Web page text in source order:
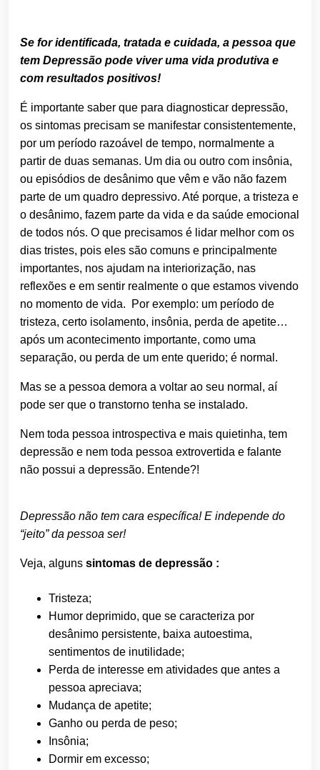
Se for identificada, tratada e cuidada, a pessoa que
tem Depressão pode viver uma vida produtiva e
com resultados positivos!
É importante saber que para diagnosticar depressão,
os sintomas precisam se manifestar consistentemente,
por um período razoável de tempo, normalmente a
partir de duas semanas. Um dia ou outro com insônia,
ou episódios de desânimo que vêm e vão não fazem
parte de um quadro depressivo. Até porque, a tristeza e
o desânimo, fazem parte da vida e da saúde emocional
de todos nós. O que precisamos é lidar melhor com os
dias tristes, pois eles são comuns e principalmente
importantes, nos ajudam na interiorização, nas
reflexões e em sentir realmente o que estamos vivendo
no momento de vida. Por exemplo: um período de
tristeza, certo isolamento, insônia, perda de apetite…
após um acontecimento importante, como uma
separação, ou perda de um ente querido; é normal.
Mas se a pessoa demora a voltar ao seu normal, aí
pode ser que o transtorno tenha se instalado.
Nem toda pessoa introspectiva e mais quietinha, tem
depressão e nem toda pessoa extrovertida e falante
não possui a depressão. Entende?!
Depressão não tem cara específica! E independe do
“jeito” da pessoa ser!
Veja, alguns sintomas de depressão :
Tristeza;
Humor deprimido, que se caracteriza por
desânimo persistente, baixa autoestima,
sentimentos de inutilidade;
Perda de interesse em atividades que antes a
pessoa apreciava;
Mudança de apetite;
Ganho ou perda de peso;
Insônia;
Dormir em excesso;